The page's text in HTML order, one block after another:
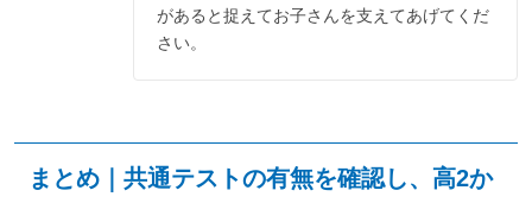
があると捉えてお子さんを支えてあげてくだ
さい。
まとめ｜共通テストの有無を確認し、高2か